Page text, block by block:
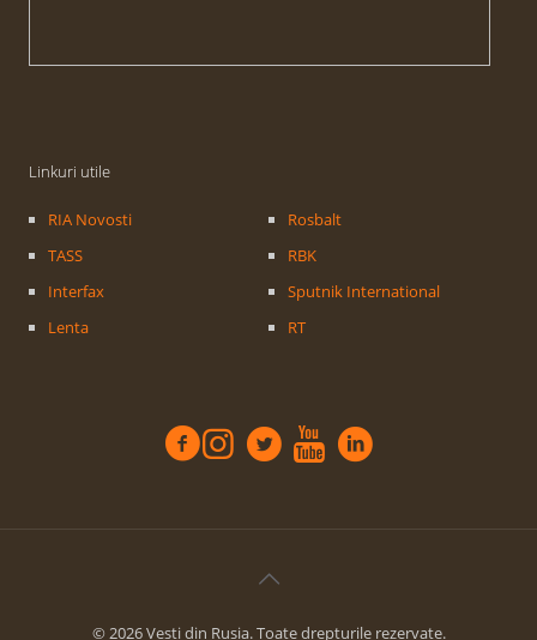
Linkuri utile
RIA Novosti
TASS
Interfax
Lenta
Rosbalt
RBK
Sputnik International
RT
© 2026 Vesti din Rusia. Toate drepturile rezervate.